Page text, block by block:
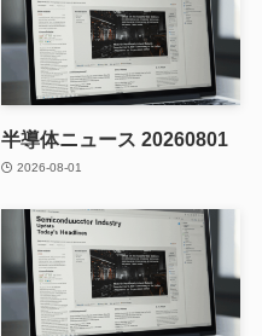
半導体ニュース 20260801
2026-08-01